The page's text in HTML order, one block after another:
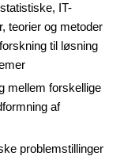
IT-
teorier og metoder
til løsning
mellem forskellige
af
problemstillinger